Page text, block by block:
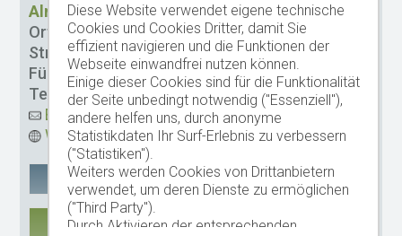
Almbergerhof
Ort:
Algund
Straße:Oberplars 23
Führung:Sonnenburger Thomas
Tel.
+39 0473 445768
Email
Webseite
Google Maps merken
MEHR
Diese Website verwendet eigene technische
Cookies und Cookies Dritter, damit Sie
effizient navigieren und die Funktionen der
Webseite einwandfrei nutzen können.
Einige dieser Cookies sind für die Funktionalität
der Seite unbedingt notwendig ("Essenziell"),
andere helfen uns, durch anonyme
Statistikdaten Ihr Surf-Erlebnis zu verbessern
("Statistiken").
Weiters werden Cookies von Drittanbietern
verwendet, um deren Dienste zu ermöglichen
("Third Party").
Durch Aktivieren der entsprechenden